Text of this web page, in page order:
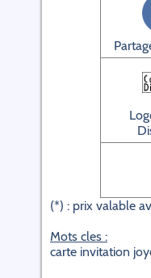
(*) : prix valable
Mots cles :
carte invitation